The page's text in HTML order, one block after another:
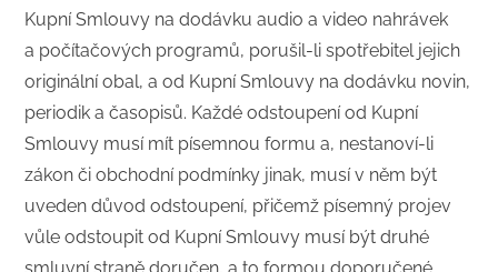
Kupní Smlouvy na dodávku audio a video nahrávek
a počítačových programů, porušil-li spotřebitel jejich
originální obal, a od Kupní Smlouvy na dodávku novin,
periodik a časopisů. Každé odstoupení od Kupní
Smlouvy musí mít písemnou formu a, nestanoví-li
zákon či obchodní podmínky jinak, musí v něm být
uveden důvod odstoupení, přičemž písemný projev
vůle odstoupit od Kupní Smlouvy musí být druhé